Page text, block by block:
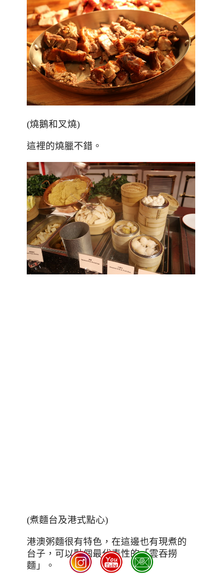
(燒鵝和叉燒)
這裡的燒臘不錯。
(煮麵台及港式點心)
港澳粥麵很有特色，在這邊也有現煮的
台子，可以點個最代表性的「雲吞撈
麵」。